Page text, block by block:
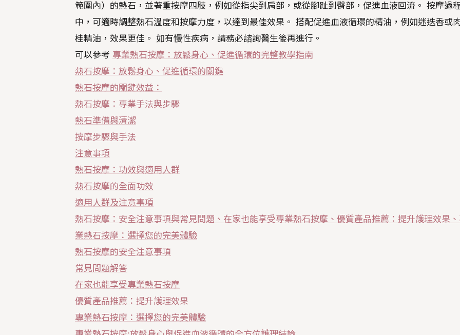
範圍內）的熱石，並著重按摩四肢，例如從指尖到肩部，或從腳趾到臀部，促進血液回流。 按摩過
中，可適時調整熱石溫度和按摩力度，以達到最佳效果。 搭配促進血液循環的精油，例如迷迭香或
桂精油，效果更佳。 如有慢性疾病，請務必諮詢醫生後再進行。
可以參考 專業熱石按摩：放鬆身心、促進循環的完整教學指南
熱石按摩：放鬆身心、促進循環的關鍵
熱石按摩的關鍵效益：
熱石按摩：專業手法與步驟
熱石準備與清潔
按摩步驟與手法
注意事項
熱石按摩：功效與適用人群
熱石按摩的全面功效
適用人群及注意事項
熱石按摩：安全注意事項與常見問題、在家也能享受專業熱石按摩、優質產品推薦：提升護理效果
業熱石按摩：選擇您的完美體驗
熱石按摩的安全注意事項
常見問題解答
在家也能享受專業熱石按摩
優質產品推薦：提升護理效果
專業熱石按摩：選擇您的完美體驗